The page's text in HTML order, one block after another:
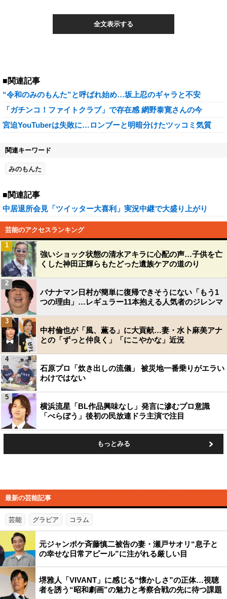
全文表示する
■関連記事
“令和のみのもんた”と呼ばれ始め…坂上忍のギャラと不安
「ガチンコ！ファイトクラブ」で存在感 網野泰寛さんの今
宮迫YouTuberは失敗に…ロンブーと明暗分けたツッコミ気質
関連キーワード
みのもんた
■関連記事
中居退所会見「ツイッター大喜利」実況中継で大盛り上がり
芸能のアクセスランキング
強いショック状態の清水アキラに心配の声…子供を亡
くした神田正輝らもたどった遺族ケアの道のり
1
バナナマン日村が簡単に復帰できそうにない「もう1
つの理由」…レギュラー11本抱える人気者のジレンマ
2
中村倫也が「風、薫る」に大貢献…妻・水卜麻美アナ
との「ずっと仲良く」「にこやかな」近況
3
石原プロ「炊き出しの流儀」 被災地一番乗りがエラい
わけではない
4
横浜流星「BL作品興味なし」発言に滲むプロ意識
「べらぼう」後初の民放連ドラ主演で注目
5
もっとみる
最新の芸能記事
芸能 グラビア コラム
元ジャンポケ斉藤慎二被告の妻・瀬戸サオリ“息子と
の幸せな日常アピール”に注がれる厳しい目
堺雅人「VIVANT」に感じる“懐かしさ”の正体…視聴
者を誘う“昭和劇画”の魅力と考察合戦の先に待つ課題